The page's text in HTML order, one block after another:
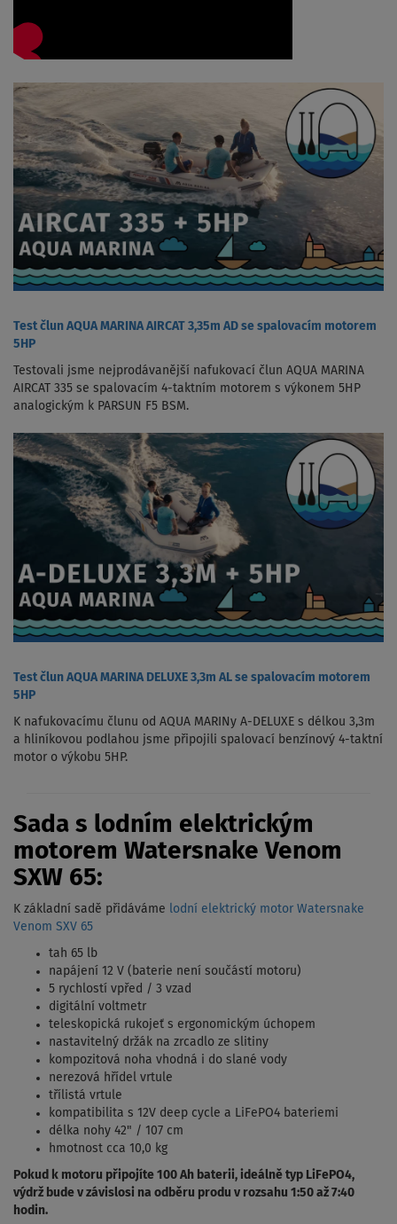
Test člun AQUA MARINA AIRCAT 3,35m AD se spalovacím motorem
5HP
Testovali jsme nejprodávanější nafukovací člun AQUA MARINA
AIRCAT 335 se spalovacím 4-taktním motorem s výkonem 5HP
analogickým k PARSUN F5 BSM.
Test člun AQUA MARINA DELUXE 3,3m AL se spalovacím motorem
5HP
K nafukovacímu člunu od AQUA MARINy A-DELUXE s délkou 3,3m
a hliníkovou podlahou jsme připojili spalovací benzínový 4-taktní
motor o výkobu 5HP.
Sada s lodním elektrickým
motorem Watersnake Venom
SXW 65:
K základní sadě přidáváme
lodní elektrický motor Watersnake
Venom SXV 65
tah 65 lb
napájení 12 V (baterie není součástí motoru)
5 rychlostí vpřed / 3 vzad
digitální voltmetr
teleskopická rukojeť s ergonomickým úchopem
nastavitelný držák na zrcadlo ze slitiny
kompozitová noha vhodná i do slané vody
nerezová hřídel vrtule
třílistá vrtule
kompatibilita s 12V deep cycle a LiFePO4 bateriemi
délka nohy 42" / 107 cm
hmotnost cca 10,0 kg
Pokud k motoru připojíte 100 Ah baterii, ideálně typ LiFePO4,
výdrž bude v závislosi na odběru produ v rozsahu 1:50 až 7:40
hodin.